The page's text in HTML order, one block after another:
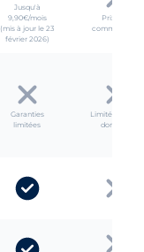
Jusqu'à
9,90€/mois
(mis à jour le 23
février 2026)
Prix non
communiqué
Garanties
limitées
Limité au vol à
domicile